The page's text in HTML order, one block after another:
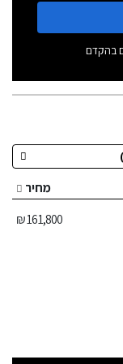
בהקדם
מחיר
161,800 ₪